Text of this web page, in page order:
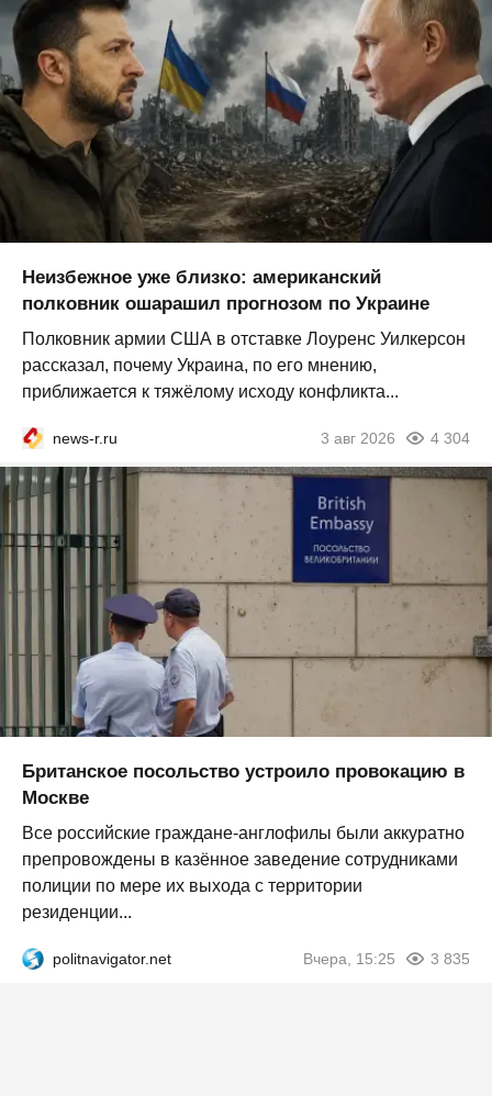
Неизбежное уже близко: американский
полковник ошарашил прогнозом по Украине
Полковник армии США в отставке Лоуренс Уилкерсон
рассказал, почему Украина, по его мнению,
приближается к тяжёлому исходу конфликта...
news-r.ru 3 авг 2026 4 304
Британское посольство устроило провокацию в
Москве
Все российские граждане-англофилы были аккуратно
препровождены в казённое заведение сотрудниками
полиции по мере их выхода с территории
резиденции...
politnavigator.net Вчера, 15:25 3 835